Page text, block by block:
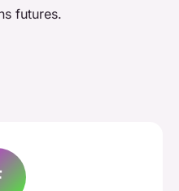
futures.